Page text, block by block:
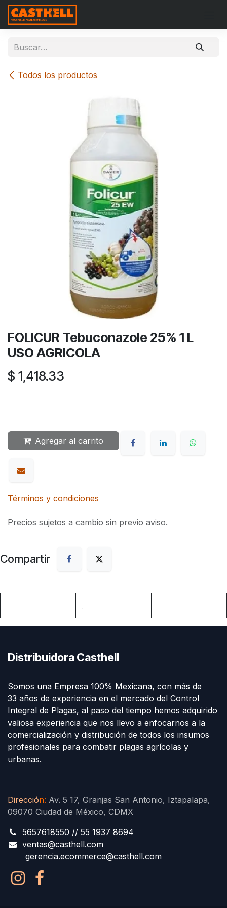
Ir al contenido
Todos los productos
FOLICUR Tebuconazole 25% 1 L
USO AGRICOLA
$ 1,418.33
Agregar al carrito
Términos y condiciones
Precios sujetos a cambio sin previo aviso.
Compartir
.
Distribuidora Casthell
Somos una Empresa 100% Mexicana, con más de
33 años de experiencia en el mercado del Control
Integral de Plagas, al paso del tiempo hemos adquirido
valiosa experiencia que nos llevo a enfocarnos a la
comercialización y distribución de todos los insumos
profesionales para combatir plagas agrícolas y
urbanas.
Dirección: Av. 5 17, Granjas San Antonio, Iztapalapa,
09070 Ciudad de México, CDMX
5657618550 // 55 1937 8694
ventas@casthell.com
gerencia.ecommerce@casthell.com